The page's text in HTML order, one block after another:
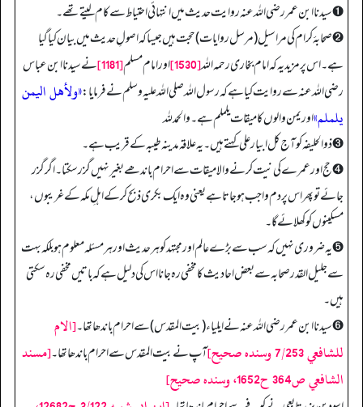
➊ سیدنا ابن عمر رضی اللہ عنہ روایت حدیث میں انتہائی احتیاط سے کام لیتے تھے۔
➋ صحابۂ کرام کی مراسیل (مرسل روایات) حجت ہیں جیسا کہ اصولِ حدیث میں بیان کیا گیا
ہے۔ اس پر مزید یہ کہ امام بخاری رحمہ اللہ[1530] اور امام مسلم[1181]
نے سیدنا ابن عباس
رضی اللہ عنہ سے روایت کیا ہے کہ رسول اللہ صلی اللہ علیہ وسلم نے فرمایا:«ولأھل الیمن
یلملم»اور یمن والوں کا میقات یلملم ہے۔ والحمدللہ
➌ ذوالحلیفہ کو آج کل ابیار علی کہتے ہیں۔ یہ علاقہ مدینہ طیبہ کے قریب ہے۔
➍ حج اور عمرے کی نیت کرنے والا میقات سے احرام باندھے بغیر نہیں گزر سکتا۔ اگر گزر
جائے تو پھر اس پر دم واجب ہو جاتا ہے یعنی وہ ایک بکری ذبح کرکے اہلِ مکہ کے غریبوں،
مسکینوں کو کھلائے گا۔
➎ یہ ضروری نہیں کہ سب سے بڑے عالم اور مجتہد کو ہر حدیث اور ہر مسئلہ معلوم ہو بلکہ بہت
سے جلیل القدر صحابہ سے بعض احادیث کا مخفی رہ جانا اس کی دلیل ہے کہ باتیں مخفی رہ سکتی
ہیں۔
➏ سیدنا ابن عمر رضی اللہ عنہ نے ایلیاء (بیت المقدس) سے احرام باندھا تھا۔[الام
للشافعي 7/253 وسنده صحيح]
آپ نے بیت المقدس سے احرام باندھا تھا۔[مسند
الشافعي ص364 ح1652، وسنده صحيح]